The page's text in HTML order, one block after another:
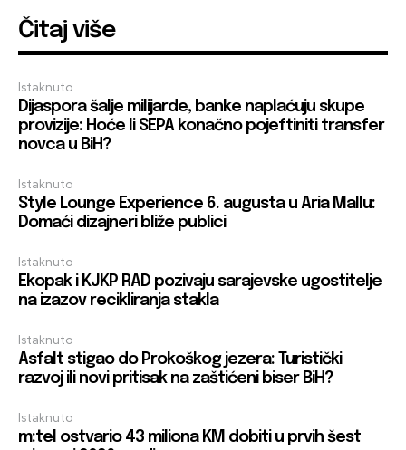
Čitaj više
Istaknuto
Dijaspora šalje milijarde, banke naplaćuju skupe
provizije: Hoće li SEPA konačno pojeftiniti transfer
novca u BiH?
Istaknuto
Style Lounge Experience 6. augusta u Aria Mallu:
Domaći dizajneri bliže publici
Istaknuto
Ekopak i KJKP RAD pozivaju sarajevske ugostitelje
na izazov recikliranja stakla
Istaknuto
Asfalt stigao do Prokoškog jezera: Turistički
razvoj ili novi pritisak na zaštićeni biser BiH?
Istaknuto
m:tel ostvario 43 miliona KM dobiti u prvih šest